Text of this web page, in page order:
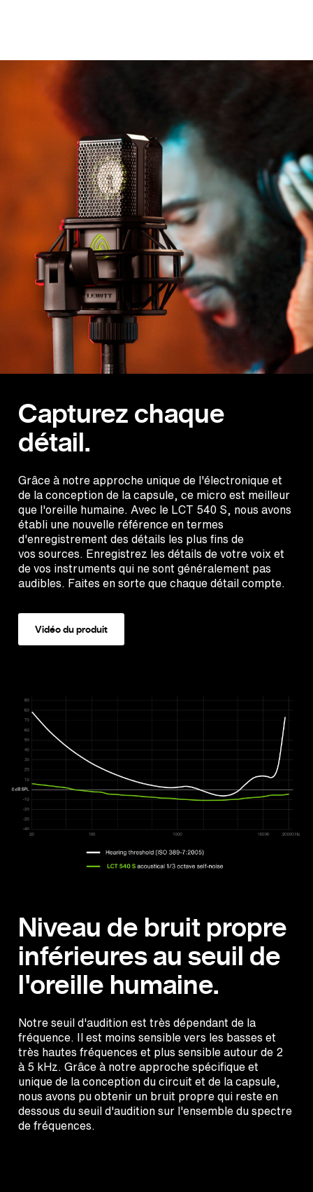
Capturez chaque
détail.
Grâce à notre approche unique de l'électronique et
de la conception de la capsule, ce micro est meilleur
que l'oreille humaine. Avec le LCT 540 S, nous avons
établi une nouvelle référence en termes
d'enregistrement des détails les plus fins de
vos sources. Enregistrez les détails de votre voix et
de vos instruments qui ne sont généralement pas
audibles. Faites en sorte que chaque détail compte.
Vidéo du produit
Niveau de bruit propre
inférieures au seuil de
l'oreille humaine.
Notre seuil d'audition est très dépendant de la
fréquence. Il est moins sensible vers les basses et
très hautes fréquences et plus sensible autour de 2
à 5 kHz. Grâce à notre approche spécifique et
unique de la conception du circuit et de la capsule,
nous avons pu obtenir un bruit propre qui reste en
dessous du seuil d'audition sur l'ensemble du spectre
de fréquences.